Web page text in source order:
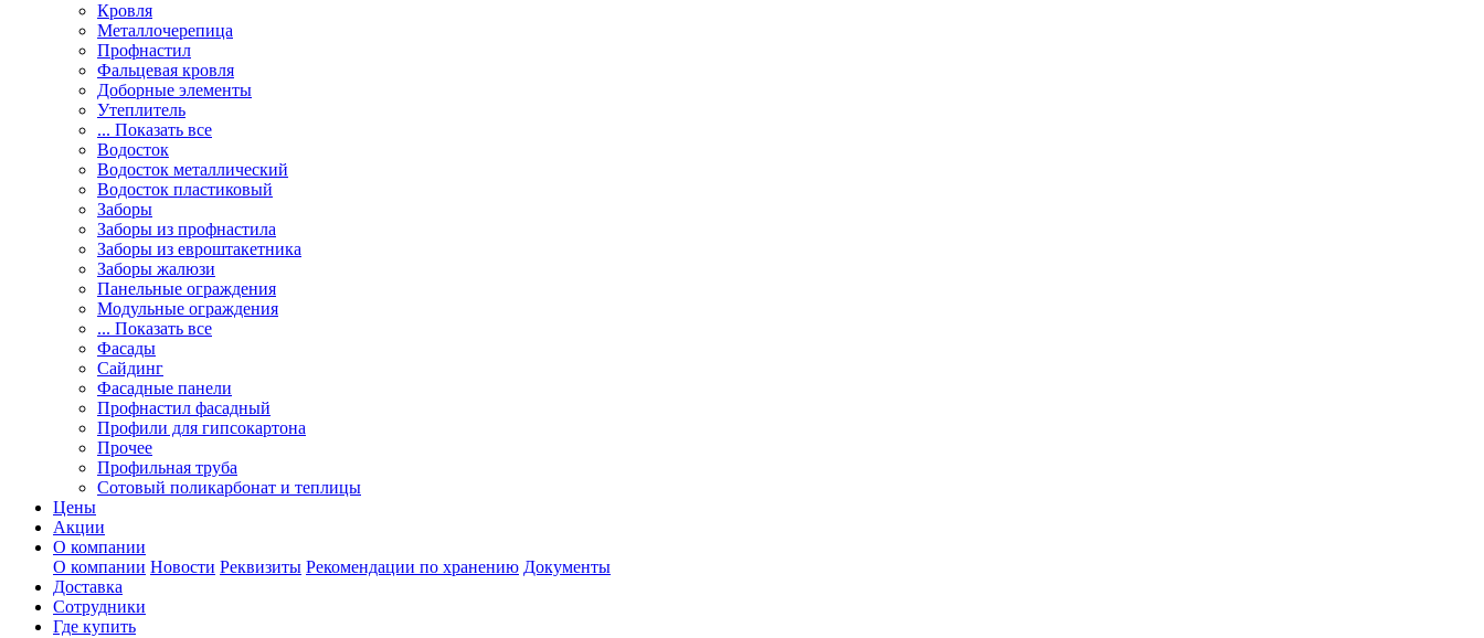
Кровля
Металлочерепица
Профнастил
Фальцевая кровля
Доборные элементы
Утеплитель
... Показать все
Водосток
Водосток металлический
Водосток пластиковый
Заборы
Заборы из профнастила
Заборы из евроштакетника
Заборы жалюзи
Панельные ограждения
Модульные ограждения
... Показать все
Фасады
Сайдинг
Фасадные панели
Профнастил фасадный
Профили для гипсокартона
Прочее
Профильная труба
Сотовый поликарбонат и теплицы
Цены
Акции
О компании
О компании Новости Реквизиты Рекомендации по хранению Документы
Доставка
Сотрудники
Где купить